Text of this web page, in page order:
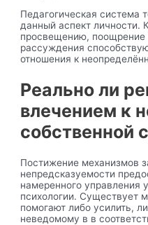
Педагогическая система
данный аспект личности.
просвещению, поощрение
рассуждения
отношения к
Реально ли
влечением к
собственной
Постижение механизмов
непредсказуемости
намеренного управления
психологии. Существует
помогают либо усилить,
неведомому в в